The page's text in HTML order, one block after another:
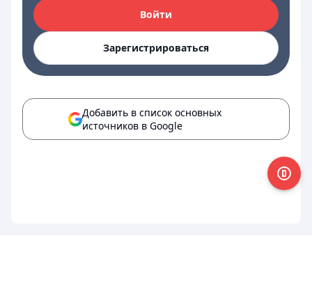
Войти
Зарегистрироваться
Добавить в список основных
источников в Google